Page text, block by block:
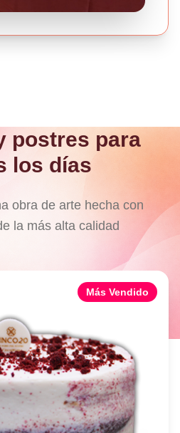
postres para
los días
obra de arte hecha con
la más alta calidad
Más Vendido